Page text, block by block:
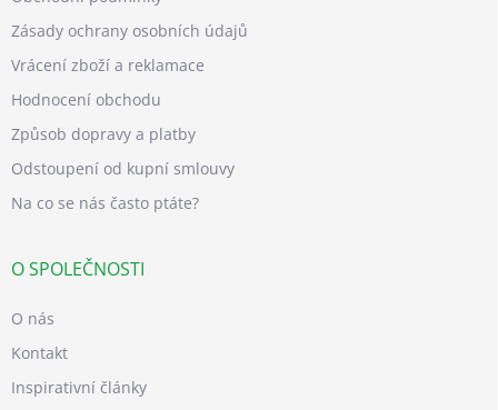
Zásady ochrany osobních údajů
Vrácení zboží a reklamace
Hodnocení obchodu
Způsob dopravy a platby
Odstoupení od kupní smlouvy
Na co se nás často ptáte?
O SPOLEČNOSTI
O nás
Kontakt
Inspirativní články